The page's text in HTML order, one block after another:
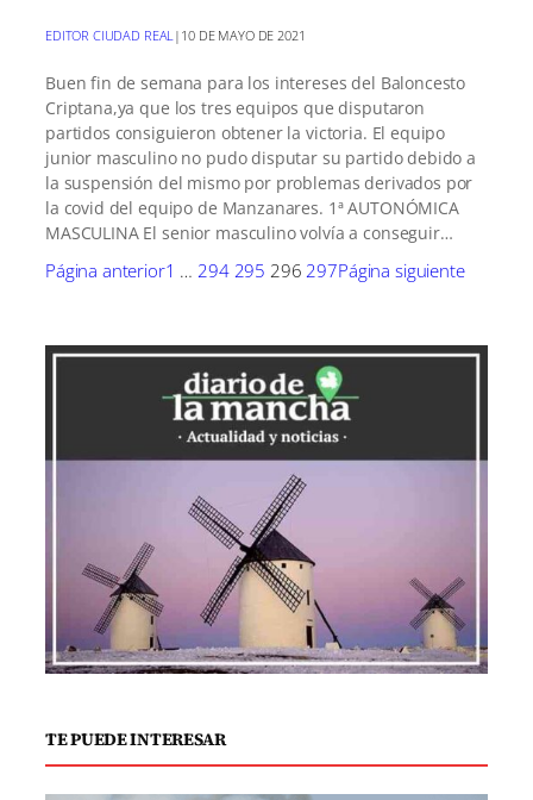
EDITOR CIUDAD REAL| 10 DE MAYO DE 2021
Buen fin de semana para los intereses del Baloncesto
Criptana,ya que los tres equipos que disputaron
partidos consiguieron obtener la victoria. El equipo
junior masculino no pudo disputar su partido debido a
la suspensión del mismo por problemas derivados por
la covid del equipo de Manzanares. 1ª AUTONÓMICA
MASCULINA El senior masculino volvía a conseguir…
Página anterior1 … 294 295 296 297Página siguiente
TE PUEDE INTERESAR